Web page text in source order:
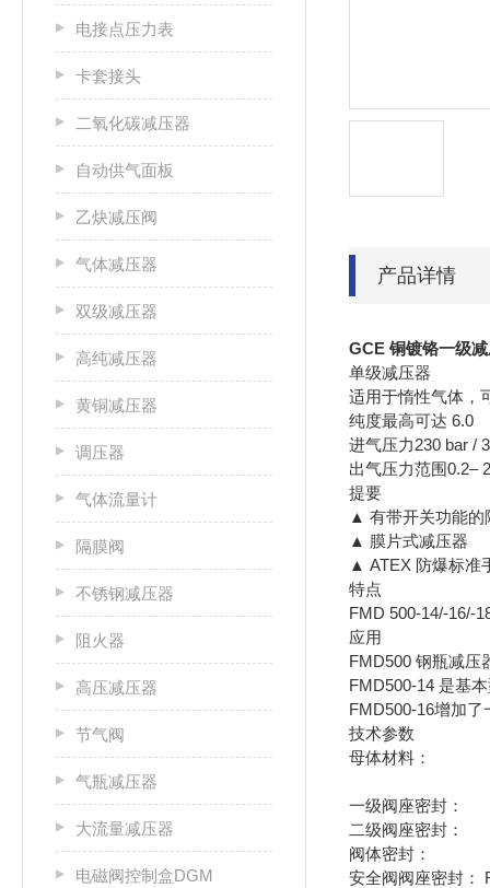
电接点压力表
卡套接头
二氧化碳减压器
自动供气面板
乙炔减压阀
气体减压器
双级减压器
高纯减压器
黄铜减压器
调压器
气体流量计
隔膜阀
不锈钢减压器
阻火器
高压减压器
节气阀
气瓶减压器
大流量减压器
电磁阀控制盒DGM
产品详情
GCE 铜镀铬一级
单级减压器
适用于惰性气体，
纯度最高可达 6.0
进气压力230 bar /
出气压力范围0.2–
提要
▲ 有带开关功能的
▲ 膜片式减压器
▲ ATEX 防爆标准
特点
FMD 500-14/-16/-
应用
FMD500 钢瓶减压
FMD500-14 是基
FMD500-16增加
技术参数
母体材料： 经特
一级阀座密封：
二级阀座密封：
阀体密封：
安全阀阀座密封：